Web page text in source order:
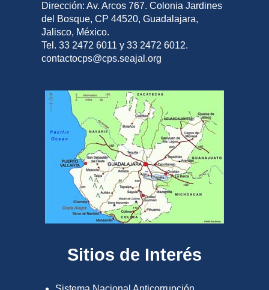
Dirección: Av. Arcos 767. Colonia Jardines
del Bosque, CP 44520, Guadalajara,
Jalisco, México.
Tel. 33 2472 6011 y 33 2472 6012.
contactocps@cps.seajal.org
Sitios de Interés